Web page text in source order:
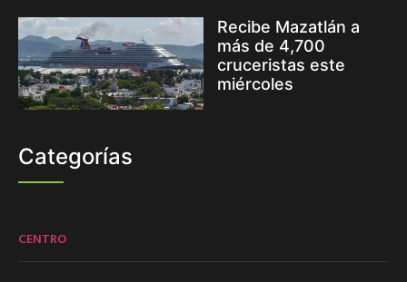
Recibe Mazatlán a
más de 4,700
cruceristas este
miércoles
Categorías
CENTRO